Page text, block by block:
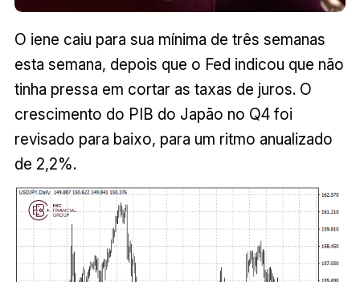
O iene caiu para sua mínima de três semanas
esta semana, depois que o Fed indicou que não
tinha pressa em cortar as taxas de juros. O
crescimento do PIB do Japão no Q4 foi
revisado para baixo, para um ritmo anualizado
de 2,2%.